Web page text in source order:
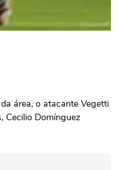
área, o atacante Vegetti
Cecilio Domínguez